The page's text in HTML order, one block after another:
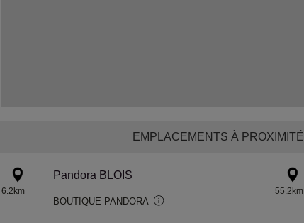
EMPLACEMENTS À PROXIMITÉ
6.2km
Pandora BLOIS
BOUTIQUE PANDORA
55.2km